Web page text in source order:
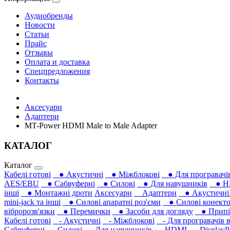
Аудиобренды
Новости
Статьи
Прайс
Отзывы
Оплата и доставка
Спецпредложения
Контакты
Аксесуари
Адаптери
MT-Power HDMI Male to Male Adapter
КАТАЛОГ
Каталог
Кабелі готові
● Акустичні ● Міжблокові
● Для
AES/EBU
● Сабвуферні ● Силові ● Для навушників‎
●
інші
● Монтажні дроти Аксесуари Адаптери
● Акустичні
mini-jack та інші
● Силові апаратні роз'єми
● Силові
вібророзв'язки
● Перемички ● Засоби для догляду
●
Кабелі готові
- Акустичні - Міжблокові
- Для програвачів